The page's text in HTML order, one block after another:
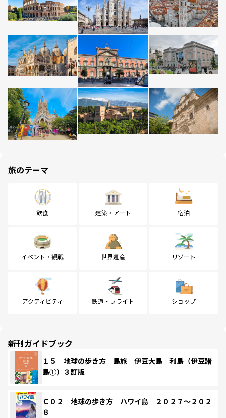
旅のテーマ
飲食 建築・アート 宿泊
イベント・観戦 世界遺産 リゾート
アクティビティ 鉄道・フライト ショップ
新刊ガイドブック
１５ 地球の歩き方 島旅 伊豆大島 利島（伊豆諸
島①）３訂版
Ｃ０２ 地球の歩き方 ハワイ島 ２０２７～２０２
８